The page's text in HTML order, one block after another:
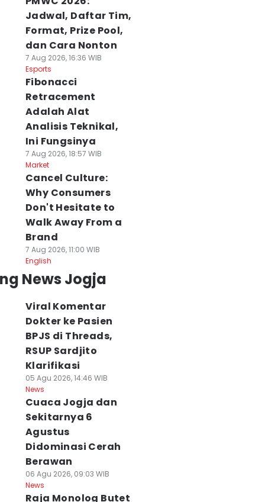
Razr Fold
di Jogja,
Pasar
Premium
Agu 2026, 17:57 WIB
RSA UGM Periksa
Nirempati ke
06 Agu 2026, 17:39 WIB
Jadwal, Daftar Tim,
Format, Prize Pool,
dan Cara Nonton
7 Aug 2026, 16:36 WIB
Esports
Fibonacci
Retracement
Adalah Alat
Analisis Teknikal,
Ini Fungsinya
7 Aug 2026, 18:57 WIB
Market
Cancel Culture:
Why Consumers
Don't Hesitate to
Walk Away From a
Brand
7 Aug 2026, 11:00 WIB
English
News Jogja
Viral Komentar
Dokter ke Pasien
BPJS di Threads,
RSUP Sardjito
Klarifikasi
05 Agu 2026, 14:46 WIB
News
Cuaca Jogja dan
Sekitarnya 6
Agustus
Didominasi Cerah
Berawan
06 Agu 2026, 09:03 WIB
News
Raja Monolog Butet